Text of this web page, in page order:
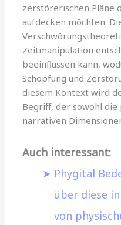
zerstörerischen Pläne
aufdecken möchten.
Zeitmanipulation
beeinflussen kann,
Schöpfung und
diesem Kontext wird
Begriff, der sowohl die
narrativen
Auch interessant:
Phygital
über diese
von